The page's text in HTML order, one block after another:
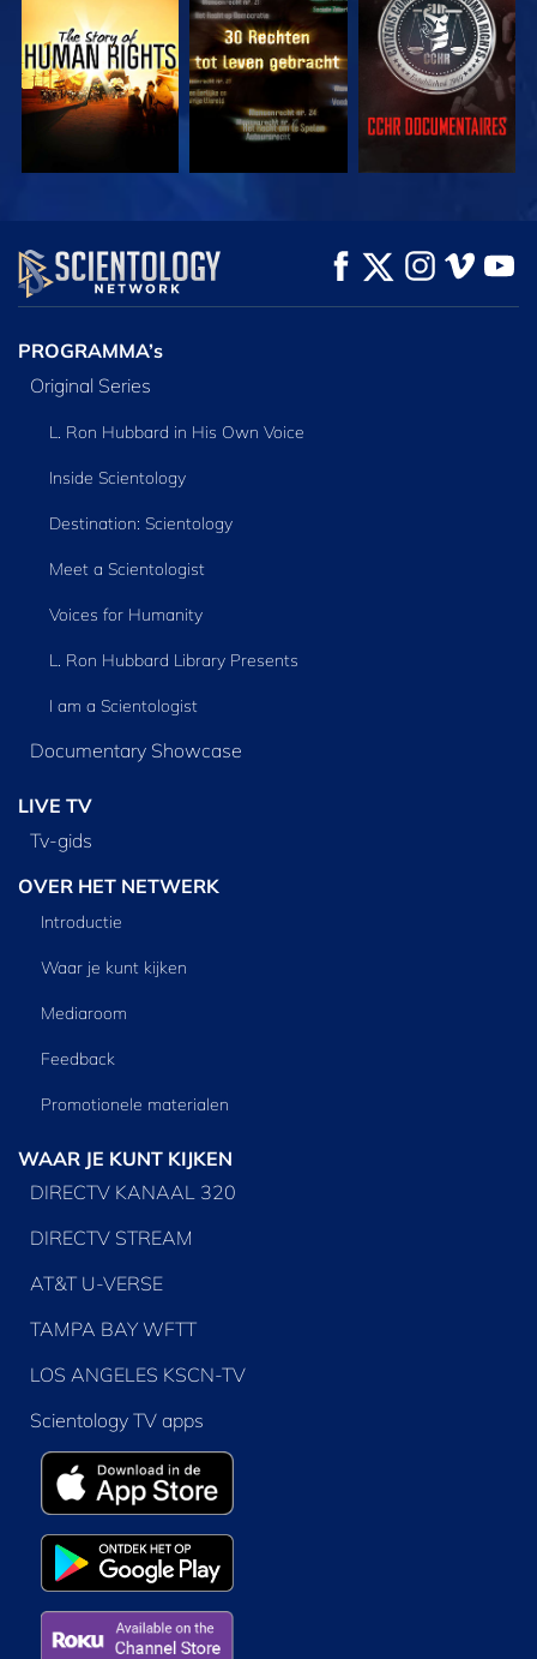
KIJK KIJK KIJK
KIJK VERKEN DE SERIE
PROGRAMMA’s
Original Series
L. Ron Hubbard in His Own Voice
Inside Scientology
Destination: Scientology
Meet a Scientologist
Voices for Humanity
L. Ron Hubbard Library Presents
I am a Scientologist
Documentary Showcase
LIVE TV
Tv‑gids
OVER HET NETWERK
Introductie
Waar je kunt kijken
Mediaroom
Feedback
Promotionele materialen
WAAR JE KUNT KIJKEN
DIRECTV KANAAL 320
DIRECTV STREAM
AT&T U-VERSE
TAMPA BAY WFTT
LOS ANGELES KSCN-TV
Scientology TV apps